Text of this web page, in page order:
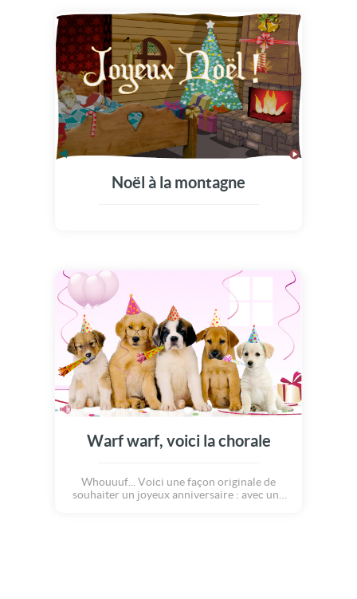
Noël à la montagne
Warf warf, voici la chorale
Whouuuf... Voici une façon originale de
souhaiter un joyeux anniversaire : avec une